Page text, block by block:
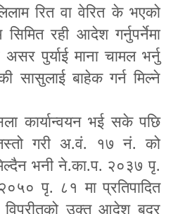
रित वा वेरित के भएको
रही आदेश गर्नुपर्नेमा
असर पुर्याई माना चामल भर्नु
सासुलाई बाहेक गर्न मिल्ने
भई सके पछि
गरी अ.वं. १७ नं. को
भनी ने.का.प. २०३७ पृ.
पृ. ८१ मा प्रतिपादित
विपरीतको उक्त आदेश बदर